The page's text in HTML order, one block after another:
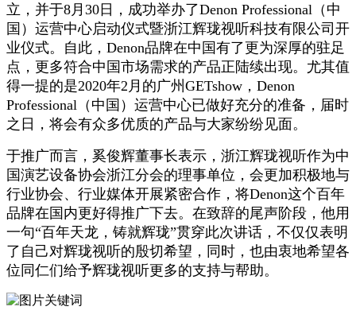
立，并于8月30日，成功举办了Denon Professional（中
国）运营中心启动仪式暨浙江辉珑视听科技有限公司开
业仪式。自此， Denon品牌在中国有了更为深厚的驻足
点，更多符合中国市场需求的产品正陆续出现。尤其值
得一提的是2020年2月的广州GETshow， Denon
Professional（中国）运营中心已做好充分的准备，届时
之日，将会有众多优质的产品与大家纷纷见面。
于推广而言，奚俊辉董事长表示，浙江辉珑视听作为中
国演艺设备协会浙江分会的理事单位，会更加积极地与
行业协会、行业媒体开展紧密合作，将Denon这个百年
品牌在国内更好得推广下去。在致辞的尾声阶段，他用
一句“百年天龙，铸就辉珑”贯穿此次讲话，不仅仅表明
了自己对辉珑视听的殷切希望，同时，也由衷地希望各
位同仁们给予辉珑视听更多的支持与帮助。